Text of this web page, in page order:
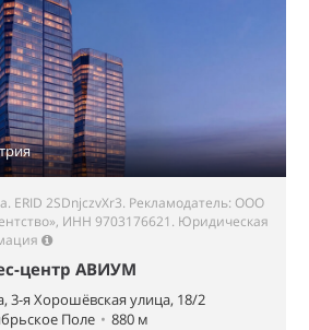
ERID 2SDnjczvXr3. Рекламодатель: ООО
ИНН 9703176621. Юридическая
центр АВИУМ
3-я Хорошёвская улица, 18/2
Поле • 880 м